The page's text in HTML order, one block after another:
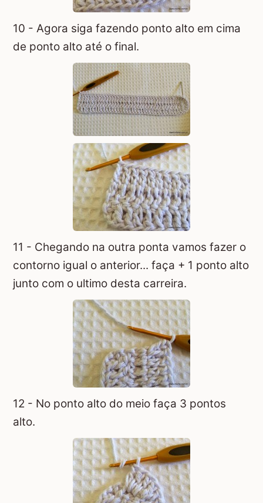
10 - Agora siga fazendo ponto alto em cima
de ponto alto até o final.
11 - Chegando na outra ponta vamos fazer o
contorno igual o anterior... faça + 1 ponto alto
junto com o ultimo desta carreira.
12 - No ponto alto do meio faça 3 pontos
alto.